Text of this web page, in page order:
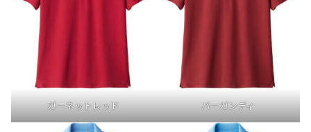
ガーネットレッド バーガンディ